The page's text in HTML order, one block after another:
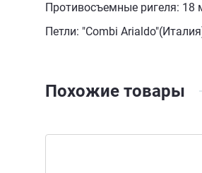
Противосъемные ригеля: 18
Петли: "Combi
Похожие товары